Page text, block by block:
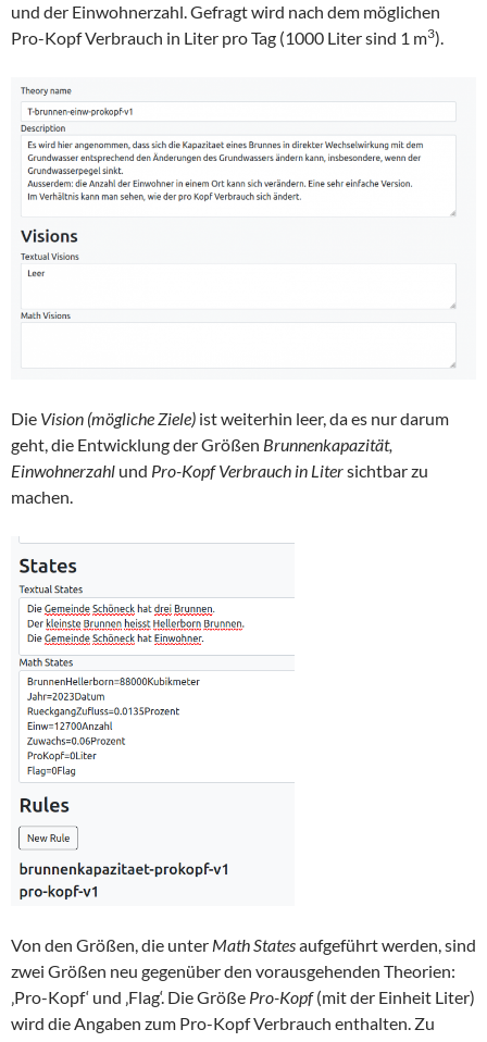
und der Einwohnerzahl. Gefragt wird nach dem möglichen
Pro-Kopf Verbrauch in Liter pro Tag (1000 Liter sind 1 m3).
Die Vision (mögliche Ziele) ist weiterhin leer, da es nur darum
geht, die Entwicklung der Größen Brunnenkapazität,
Einwohnerzahl und Pro-Kopf Verbrauch in Litersichtbar zu
machen.
Von den Größen, die unter Math Statesaufgeführt werden, sind
zwei Größen neu gegenüber den vorausgehenden Theorien:
‚Pro-Kopf‘ und ‚Flag‘. Die Größe Pro-Kopf(mit der Einheit Liter)
wird die Angaben zum Pro-Kopf Verbrauch enthalten. Zu